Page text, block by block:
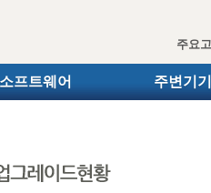
주요
소프트웨어 주변기기